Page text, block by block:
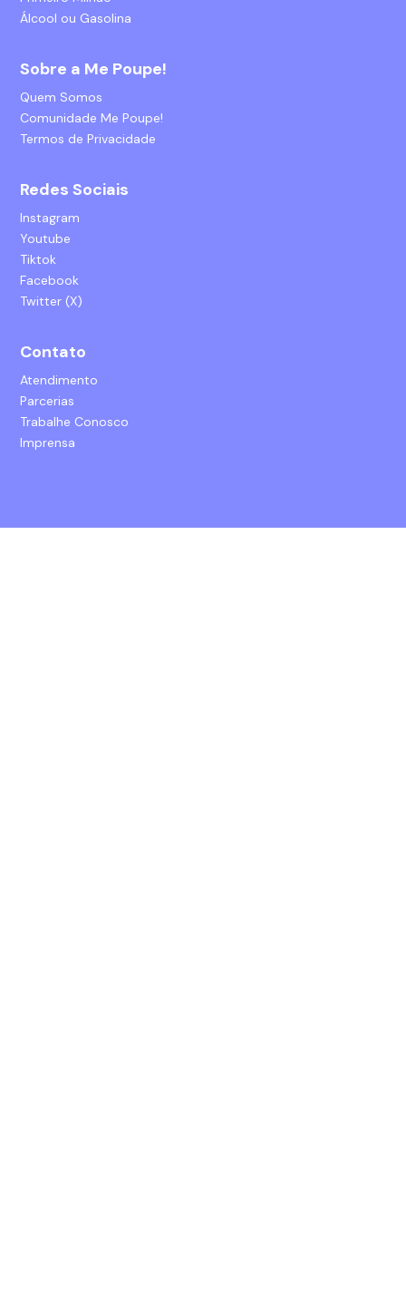
Álcool ou Gasolina
Sobre a Me Poupe!
Quem Somos
Comunidade Me Poupe!
Termos de Privacidade
Redes Sociais
Instagram
Youtube
Tiktok
Facebook
Twitter (X)
Contato
Atendimento
Parcerias
Trabalhe Conosco
Imprensa